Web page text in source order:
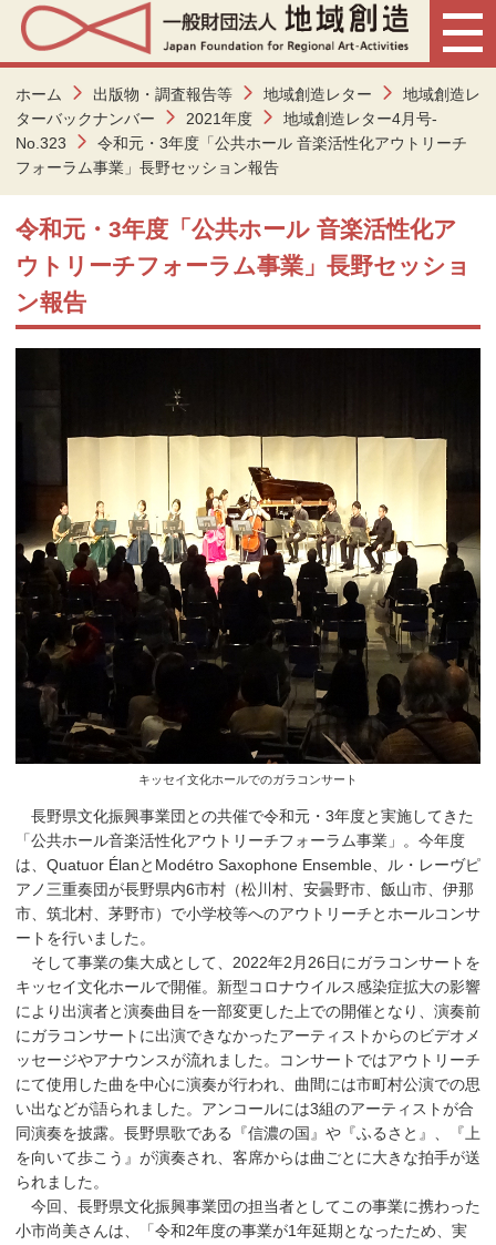
ホーム 出版物・調査報告等 地域創造レター
地域創造レ
ターバックナンバー
2021年度
地域創造レター4月号-
No.323
令和元・3年度「公共ホール 音楽活性化アウトリーチ
フォーラム事業」長野セッション報告
令和元・3年度「公共ホール 音楽活性化ア
ウトリーチフォーラム事業」長野セッショ
ン報告
キッセイ文化ホールでのガラコンサート
長野県文化振興事業団との共催で令和元・3年度と実施してきた
「公共ホール音楽活性化アウトリーチフォーラム事業」。今年度
は、Quatuor ÉlanとModétro Saxophone Ensemble、ル・レーヴピ
アノ三重奏団が長野県内6市村（松川村、安曇野市、飯山市、伊那
市、筑北村、茅野市）で小学校等へのアウトリーチとホールコンサ
ートを行いました。
そして事業の集大成として、2022年2月26日にガラコンサートを
キッセイ文化ホールで開催。新型コロナウイルス感染症拡大の影響
により出演者と演奏曲目を一部変更した上での開催となり、演奏前
にガラコンサートに出演できなかったアーティストからのビデオメ
ッセージやアナウンスが流れました。コンサートではアウトリーチ
にて使用した曲を中心に演奏が行われ、曲間には市町村公演での思
い出などが語られました。アンコールには3組のアーティストが合
同演奏を披露。長野県歌である『信濃の国』や『ふるさと』、『上
を向いて歩こう』が演奏され、客席からは曲ごとに大きな拍手が送
られました。
今回、長野県文化振興事業団の担当者としてこの事業に携わった
小市尚美さんは、「令和2年度の事業が1年延期となったため、実